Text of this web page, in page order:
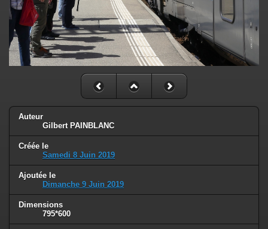
Auteur
Gilbert PAINBLANC
Créée le
Samedi 8 Juin 2019
Ajoutée le
Dimanche 9 Juin 2019
Dimensions
795*600